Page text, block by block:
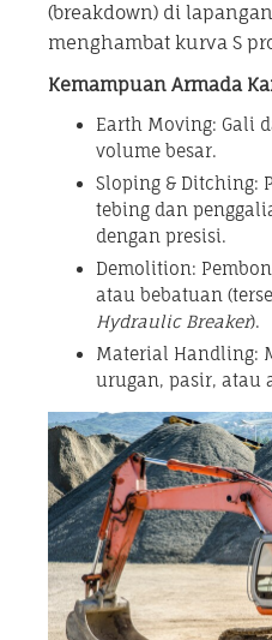
(breakdown) di
menghambat kurva S
Kemampuan Armada
Earth Moving: Gali
volume besar.
Sloping & Ditching:
tebing dan
dengan presisi.
Demolition:
atau bebatuan
Hydraulic Breaker).
Material Handling:
urugan, pasir, atau